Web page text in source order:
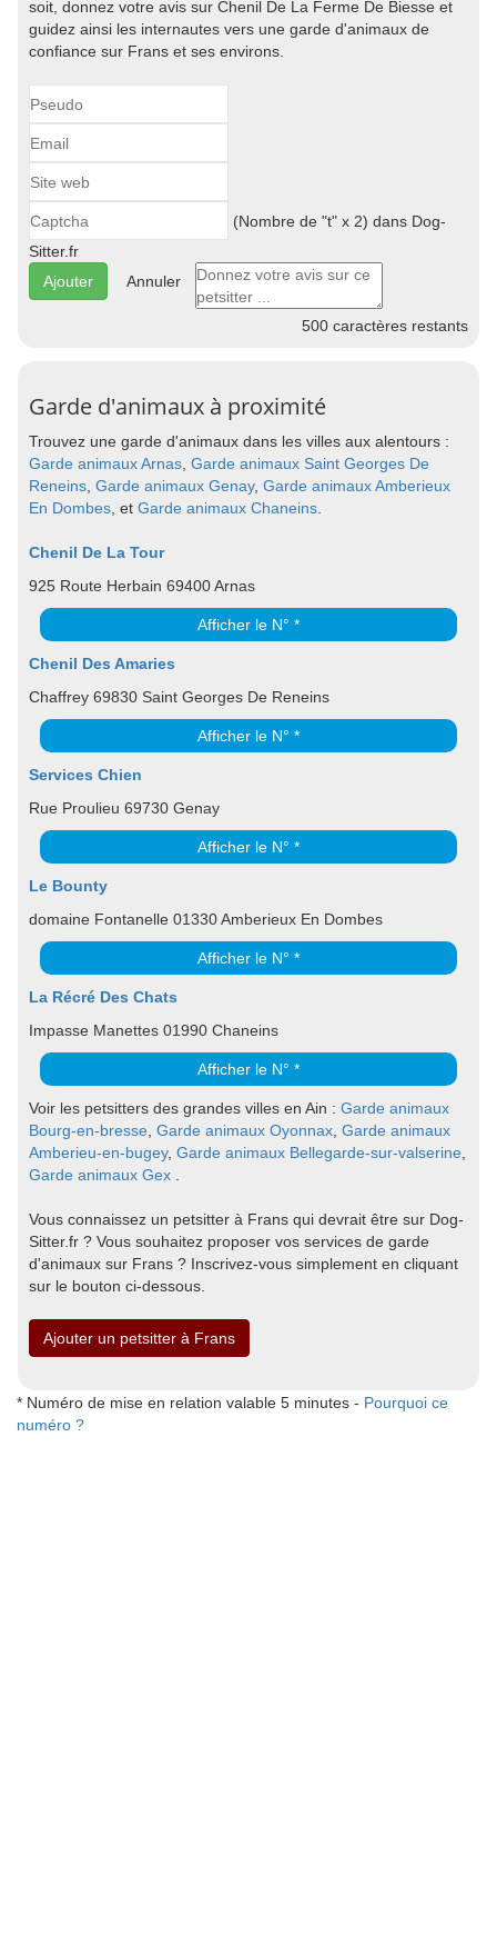
soit, donnez votre avis sur Chenil De La Ferme De Biesse et
guidez ainsi les internautes vers une garde d'animaux de
confiance sur Frans et ses environs.
(Nombre de "t" x 2) dans Dog-
Sitter.fr
Annuler
500 caractères restants
Garde d'animaux à proximité
Trouvez une garde d'animaux dans les villes aux alentours :
Garde animaux Arnas Garde animaux Saint Georges De
Reneins Garde animaux Genay, Garde animaux Amberieux
En Dombes , et Garde animaux Chaneins
Chenil De La Tour
925 Route Herbain 69400 Arnas
Afficher le N° *
Chenil Des Amaries
Chaffrey 69830 Saint Georges De Reneins
Afficher le N° *
Services Chien
Rue Proulieu 69730 Genay
Afficher le N° *
Le Bounty
domaine Fontanelle 01330 Amberieux En Dombes
Afficher le N° *
La Récré Des Chats
Impasse Manettes 01990 Chaneins
Afficher le N° *
Voir les petsitters des grandes villes en Ain : Garde animaux
Bourg-en-bresse Garde animaux Oyonnax Garde animaux
Amberieu-en-bugey, Garde animaux Bellegarde-sur-valserine
Garde animaux Gex
Vous connaissez un petsitter à Frans qui devrait être sur Dog-
Sitter.fr ? Vous souhaitez proposer vos services de garde
d'animaux sur Frans ? Inscrivez-vous simplement en cliquant
sur le bouton ci-dessous.
Ajouter un petsitter à Frans
* Numéro de mise en relation valable 5 minutes - Pourquoi ce
numéro ?